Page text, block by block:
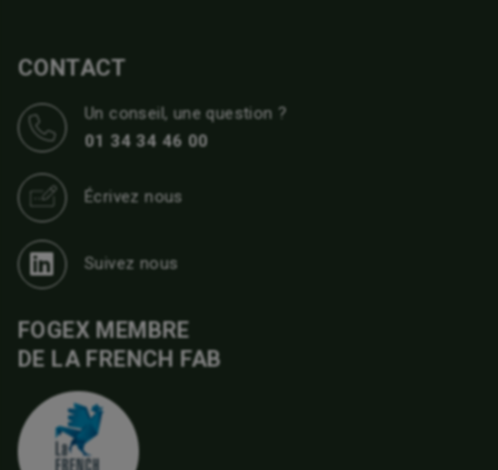
CONTACT
Un conseil, une question ?
01 34 34 46 00
Écrivez nous
Suivez nous
FOGEX MEMBRE
DE LA FRENCH FAB